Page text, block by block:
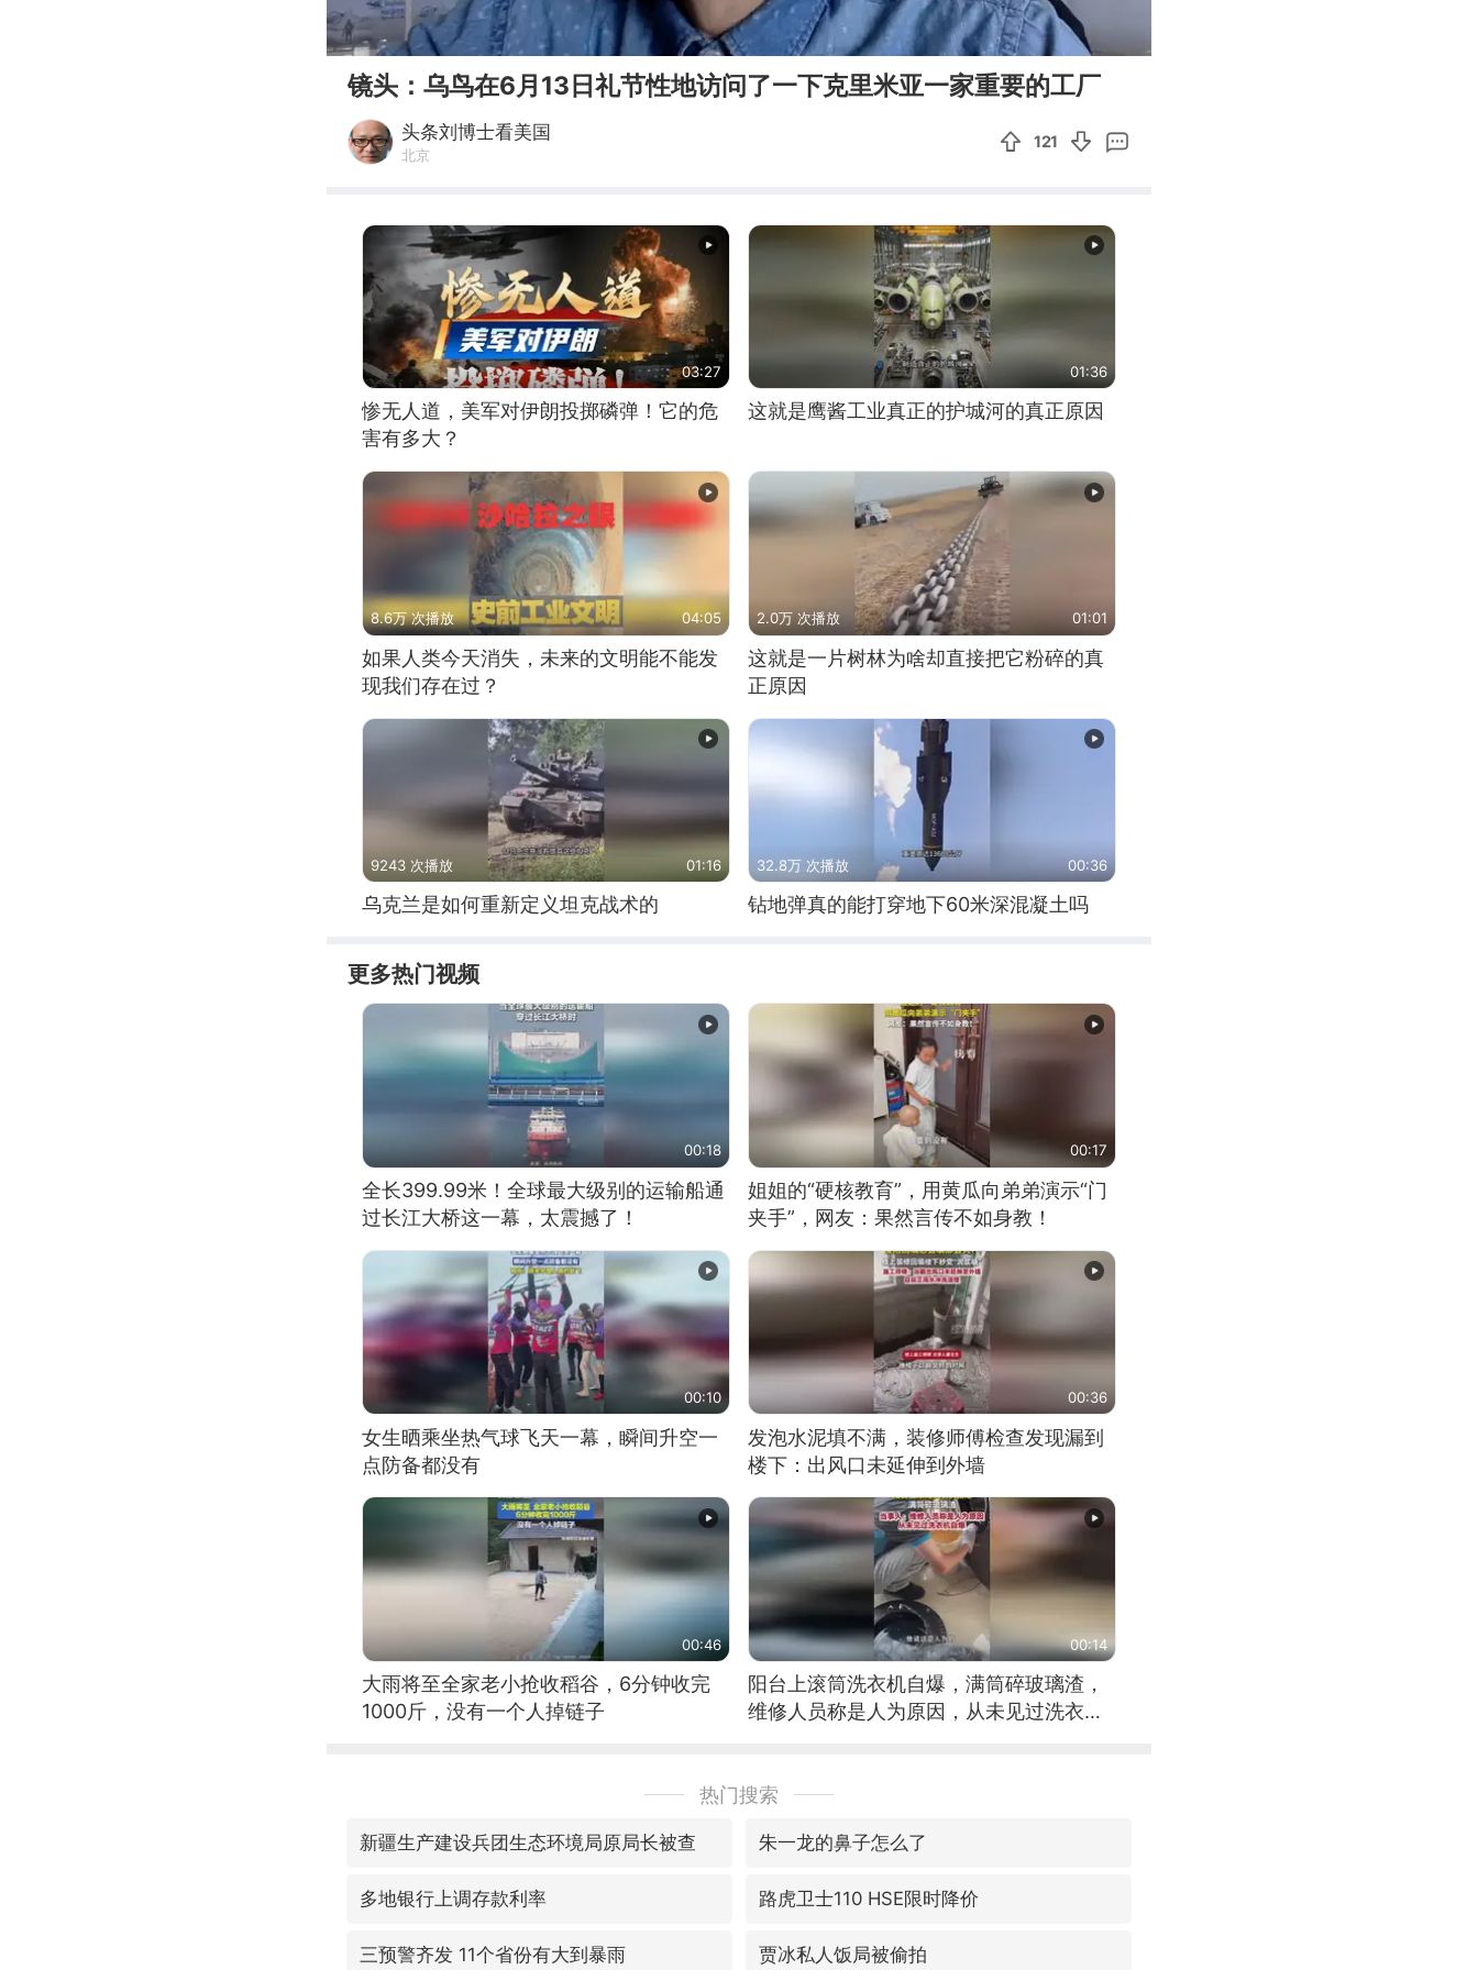
00:00 04:33
镜头：乌鸟在6月13日礼节性地访问了一下克里米亚一家重要的工厂
头条刘博士看美国
北京
121
03:27
惨无人道，美军对伊朗投掷磷弹！它的危
害有多大？
01:36
这就是鹰酱工业真正的护城河的真正原因
8.6万 次播放 04:05
如果人类今天消失，未来的文明能不能发
现我们存在过？
2.0万 次播放 01:01
这就是一片树林为啥却直接把它粉碎的真
正原因
9243 次播放 01:16
乌克兰是如何重新定义坦克战术的
32.8万 次播放 00:36
钻地弹真的能打穿地下60米深混凝土吗
更多热门视频
00:18
全长399.99米！全球最大级别的运输船通
过长江大桥这一幕，太震撼了！
00:17
姐姐的“硬核教育”，用黄瓜向弟弟演示“门
夹手”，网友：果然言传不如身教！
00:10
女生晒乘坐热气球飞天一幕，瞬间升空一
点防备都没有
00:36
发泡水泥填不满，装修师傅检查发现漏到
楼下：出风口未延伸到外墙
00:46
大雨将至全家老小抢收稻谷，6分钟收完
1000斤，没有一个人掉链子
00:14
阳台上滚筒洗衣机自爆，满筒碎玻璃渣，
维修人员称是人为原因，从未见过洗衣机
热门搜索
新疆生产建设兵团生态环境局原局长被查 朱一龙的鼻子怎么了
多地银行上调存款利率 路虎卫士110 HSE限时降价
三预警齐发 11个省份有大到暴雨 贾冰私人饭局被偷拍